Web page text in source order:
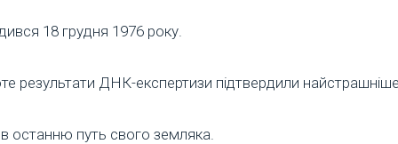
18 грудня 1976 року.
результати ДНК-експертизи підтвердили
останню путь свого земляка.